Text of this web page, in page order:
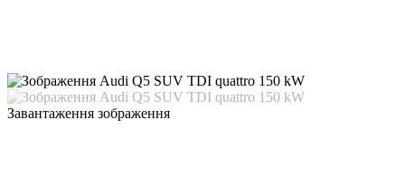
Завантаження зображення